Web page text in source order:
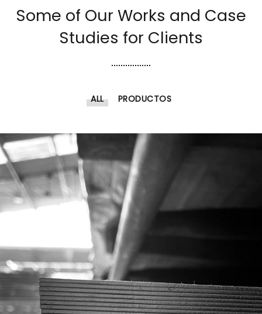
Some of Our Works and Case
Studies for Clients
ALL PRODUCTOS